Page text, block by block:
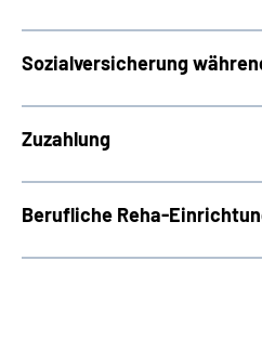
Sozialversicherung
Zuzahlung
Berufliche Reha-